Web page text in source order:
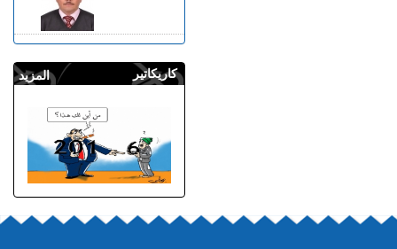
المزيد كاريكاتير